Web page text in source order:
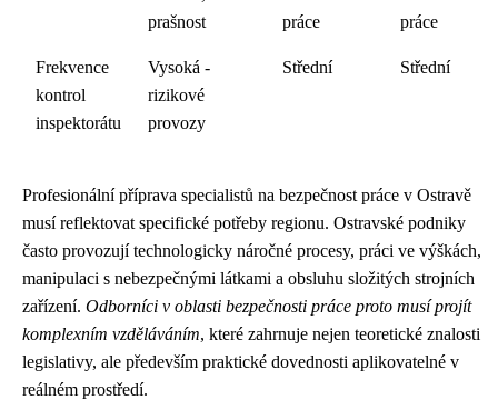
prašnost
práce
práce
Frekvence
kontrol
inspektorátu
Vysoká -
rizikové
provozy
Střední Střední
Profesionální příprava specialistů na bezpečnost práce v Ostravě
musí reflektovat specifické potřeby regionu. Ostravské podniky
často provozují technologicky náročné procesy, práci ve výškách,
manipulaci s nebezpečnými látkami a obsluhu složitých strojních
zařízení. Odborníci v oblasti bezpečnosti práce proto musí projít
komplexním vzděláváním, které zahrnuje nejen teoretické znalosti
legislativy, ale především praktické dovednosti aplikovatelné v
reálném prostředí.